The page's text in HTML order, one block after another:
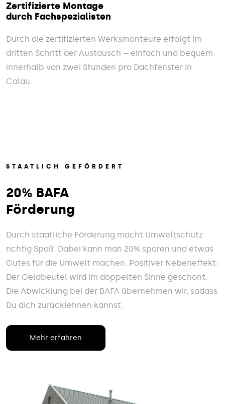
Zertifizierte Montage
durch Fachspezialisten
Durch die zertifizierten Werksmonteure erfolgt im
dritten Schritt der Austausch – einfach und bequem
innerhalb von zwei Stunden pro Dachfenster in
Calau.
STAATLICH GEFÖRDERT
20% BAFA
Förderung
Durch staatliche Förderung macht Umweltschutz
richtig Spaß. Dabei kann man 20% sparen und etwas
Gutes für die Umwelt machen. Positiver Nebeneffekt:
Der Geldbeutel wird im doppelten Sinne geschont.
Die Abwicklung bei der BAFA übernehmen wir, sodass
Du dich zurücklehnen kannst.
Mehr erfahren